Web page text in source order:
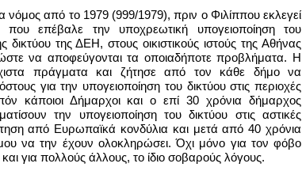
νόμος από το 1979 (999/1979), πριν ο Φιλίππου εκλεγεί
που επέβαλε την υποχρεωτική υπογειοποίηση του
της ΔΕΗ, στους οικιστικούς ιστούς της Αθήνας
να αποφεύγονται τα οποιαδήποτε προβλήματα. Η
πράγματα και ζήτησε από τον κάθε δήμο να
για την υπογειοποίηση του δικτύου στις περιοχές
κάποιοι Δήμαρχοι και ο επί 30 χρόνια δήμαρχος
την υπογειοποίηση του δικτύου στις αστικές
από Ευρωπαϊκά κονδύλια και μετά από 40 χρόνια
να την έχουν ολοκληρώσει. Όχι μόνο για τον φόβο
για πολλούς άλλους, το ίδιο σοβαρούς λόγους.